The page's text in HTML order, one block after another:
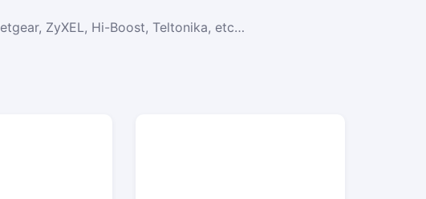
ZyXEL, Hi-Boost, Teltonika, etc…